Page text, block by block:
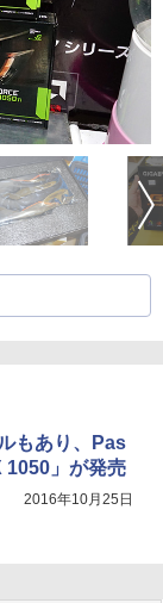
もあり、Pas
」が発売
2016年10月25日